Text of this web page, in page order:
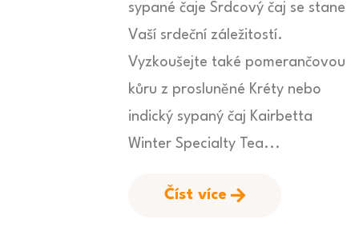
sypané čaje Srdcový čaj se stane
Vaší srdeční záležitostí.
Vyzkoušejte také pomerančovou
kůru z prosluněné Kréty nebo
indický sypaný čaj Kairbetta
Winter Specialty Tea...
Číst více